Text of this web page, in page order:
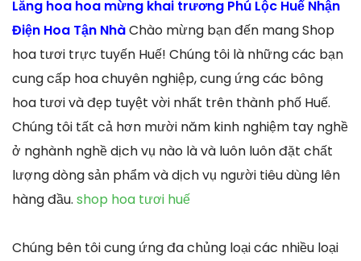
Lẵng hoa hoa mừng khai trương Phú Lộc Huế Nhận
Điện Hoa Tận NhàChào mừng bạn đến mang Shop
hoa tươi trực tuyến Huế! Chúng tôi là những các bạn
cung cấp hoa chuyên nghiệp, cung ứng các bông
hoa tươi và đẹp tuyệt vời nhất trên thành phố Huế.
Chúng tôi tất cả hơn mười năm kinh nghiệm tay nghề
ở nghành nghề dịch vụ nào là và luôn luôn đặt chất
lượng dòng sản phẩm và dịch vụ người tiêu dùng lên
hàng đầu. shop hoa tươi huế
Chúng bên tôi cung ứng đa chủng loại các nhiều loại